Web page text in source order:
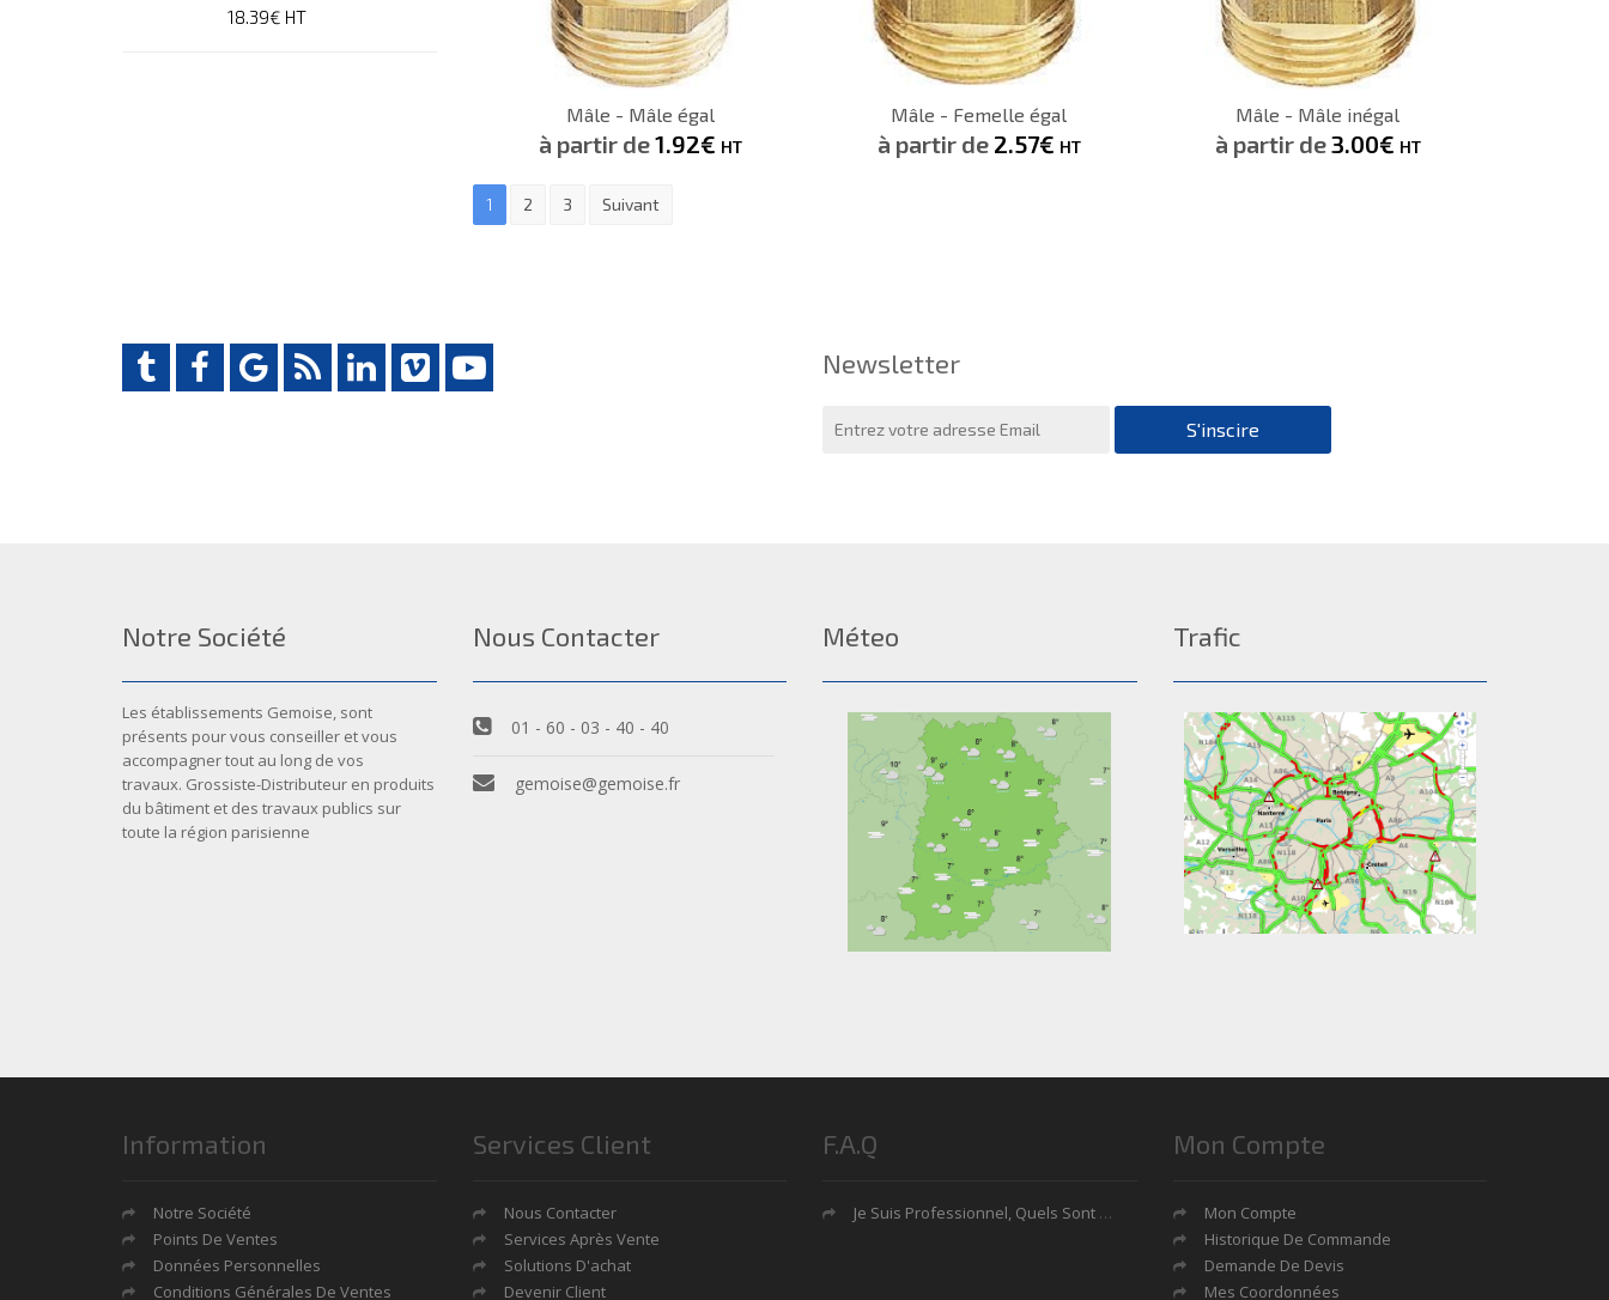
18.39€ HT
Mâle - Mâle égal
à partir de1.92€ HT
CONSULTER
Demande de devis
Mâle - Femelle égal
à partir de 2.57€ HT
CONSULTER
Demande de devis
Mâle - Mâle inégal
à partir de3.00€ HT
CONSULTER
Demande de devis
1 2 3 Suivant
Newsletter
S'inscire
Notre Société
Les établissements Gemoise, sont
présents pour vous conseiller et vous
accompagner tout au long de vos
travaux. Grossiste-Distributeur en produits
du bâtiment et des travaux publics sur
toute la région parisienne
Nous Contacter
01 - 60 - 03 - 40 - 40
gemoise@gemoise.fr
Méteo Trafic
Information
Notre Société
Points De Ventes
Données Personnelles
Conditions Générales De Ventes
Services Client
Nous Contacter
Services Après Vente
Solutions D'achat
Devenir Client
F.A.Q
Je Suis Professionnel, Quels Sont Mes Avantages?
Mon Compte
Mon Compte
Historique De Commande
Demande De Devis
Mes Coordonnées